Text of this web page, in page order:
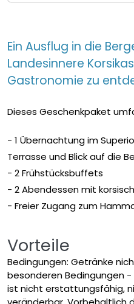
Ein Ausflug in die
Landesinnere
Gastronomie zu
Dieses Geschenkpaket
- 1 Übernachtung im
Terrasse und Blick auf die
- 2 Frühstücksbuffets
- 2 Abendessen mit
- Freier Zugang zum
Vorteile
Bedingungen: Getränke
besonderen Bedingungen
ist nicht erstattungsfähig,